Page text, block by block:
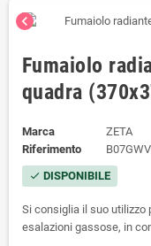
chevron_left
Fumaiolo
quadra
Marca
ZETA
Riferimento
check DISPONIBILE
Si consiglia il suo utilizzo
esalazioni gassose, in